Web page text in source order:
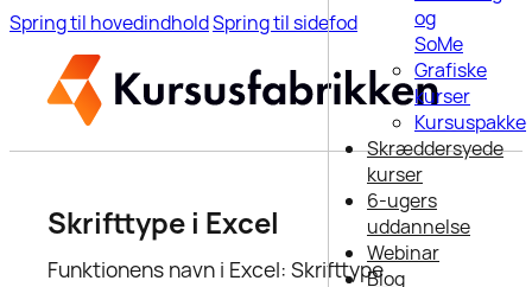
Spring til hovedindholdSpring til sidefod
og
SoMe
Grafiske
kurser
Kursuspakke
Skræddersyede
kurser
6-ugers
uddannelse
Webinar
Blog
Skrifttype i Excel
Funktionens navn i Excel: Skrifttype